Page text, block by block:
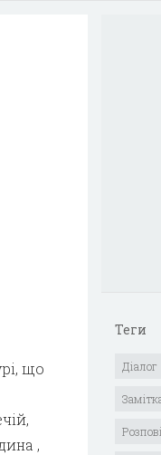
що
,
Теги
Діалог